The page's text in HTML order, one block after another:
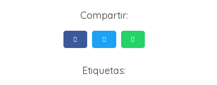
Compartir:
Etiquetas: